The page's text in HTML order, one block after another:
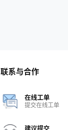
联系与合作
在线工单
提交在线工单
建议提交